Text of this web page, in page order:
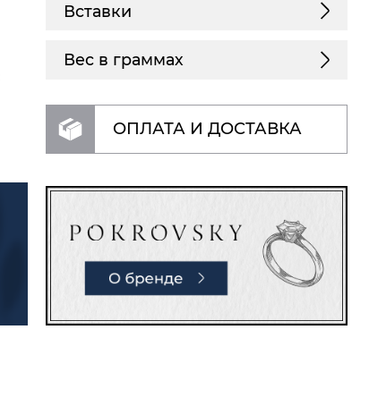
Вставки
Вес в граммах
ОПЛАТА И ДОСТАВКА